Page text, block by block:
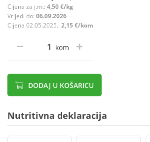
Cijena za j.m.: 4,50 €/kg
Vrijedi do: 06.09.2026
Cijena 02.05.2025.: 2,15 €/kom
kom
DODAJ U KOŠARICU
Nutritivna deklaracija